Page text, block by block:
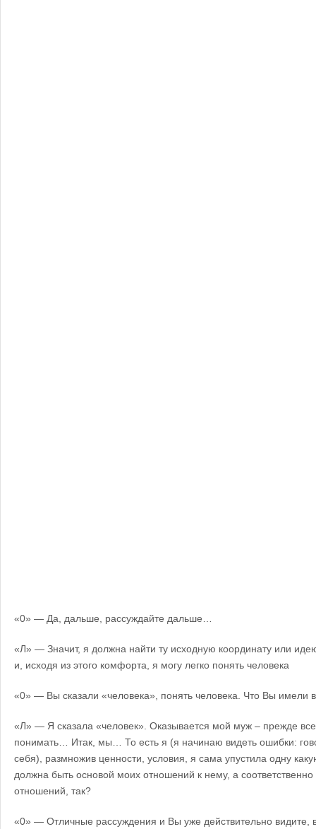
«0» — Да, дальше, рассуждайте дальше…
«Л» — Значит, я должна найти ту исходную координату или
и, исходя из этого комфорта, я могу легко понять человека
«0» — Вы сказали «человека», понять человека. Что Вы имели
«Л» — Я сказала «человек». Оказывается мой муж – прежде
понимать… Итак, мы… То есть я (я начинаю видеть ошибки:
себя), размножив ценности, условия, я сама упустила одну
должна быть основой моих отношений к нему, а
отношений, так?
«0» — Отличные рассуждения и Вы уже действительно видите,